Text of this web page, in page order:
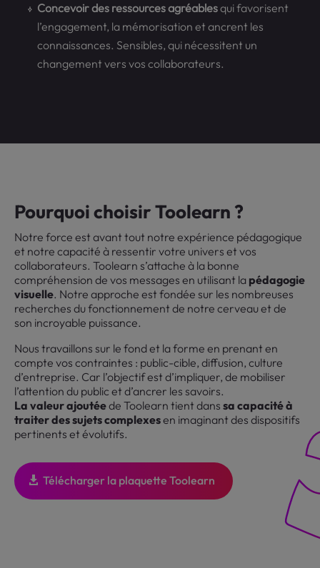
Concevoir des ressources agréablesqui favorisent
l’engagement, la mémorisation et ancrent les
connaissances. Sensibles, qui nécessitent un
changement vers vos collaborateurs.
Pourquoi choisir Toolearn ?
Notre force est avant tout notre expérience pédagogique
et notre capacité à ressentir votre univers et vos
collaborateurs. Toolearn s’attache à la bonne
compréhension de vos messages en utilisant la pédagogie
visuelle. Notre approche est fondée sur les nombreuses
recherches du fonctionnement de notre cerveau et de
son incroyable puissance.
Nous travaillons sur le fond et la forme en prenant en
compte vos contraintes : public-cible, diffusion, culture
d’entreprise. Car l’objectif est d’impliquer, de mobiliser
l’attention du public et d’ancrer les savoirs.
La valeur ajoutéede Toolearn tient danssa capacité à
traiter des sujets complexesen imaginant des dispositifs
pertinents et évolutifs.
Télécharger la plaquette Toolearn